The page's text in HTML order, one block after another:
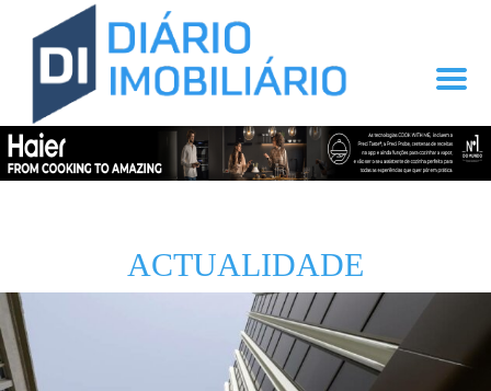
ACTUALIDADE